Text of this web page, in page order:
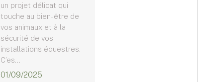
un projet délicat qui
touche au bien-être de
vos animaux et à la
sécurité de vos
installations équestres.
C’es...
01/09/2025